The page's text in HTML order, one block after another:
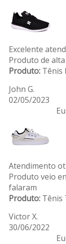
Excelente
Produto de
Produto:Tênis
John G.
02/05/2023
Atendimento
Produto veio
falaram
Produto:Tênis
Victor X.
30/06/2022